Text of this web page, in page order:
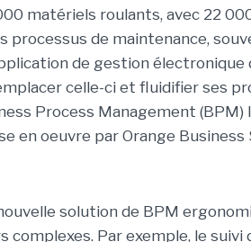
matériels roulants, avec 22
processus de maintenance,
de gestion électronique
celle-ci et fluidifier ses
Process Management (BPM)
en oeuvre par Orange Business
solution de BPM
Par exemple, le suivi